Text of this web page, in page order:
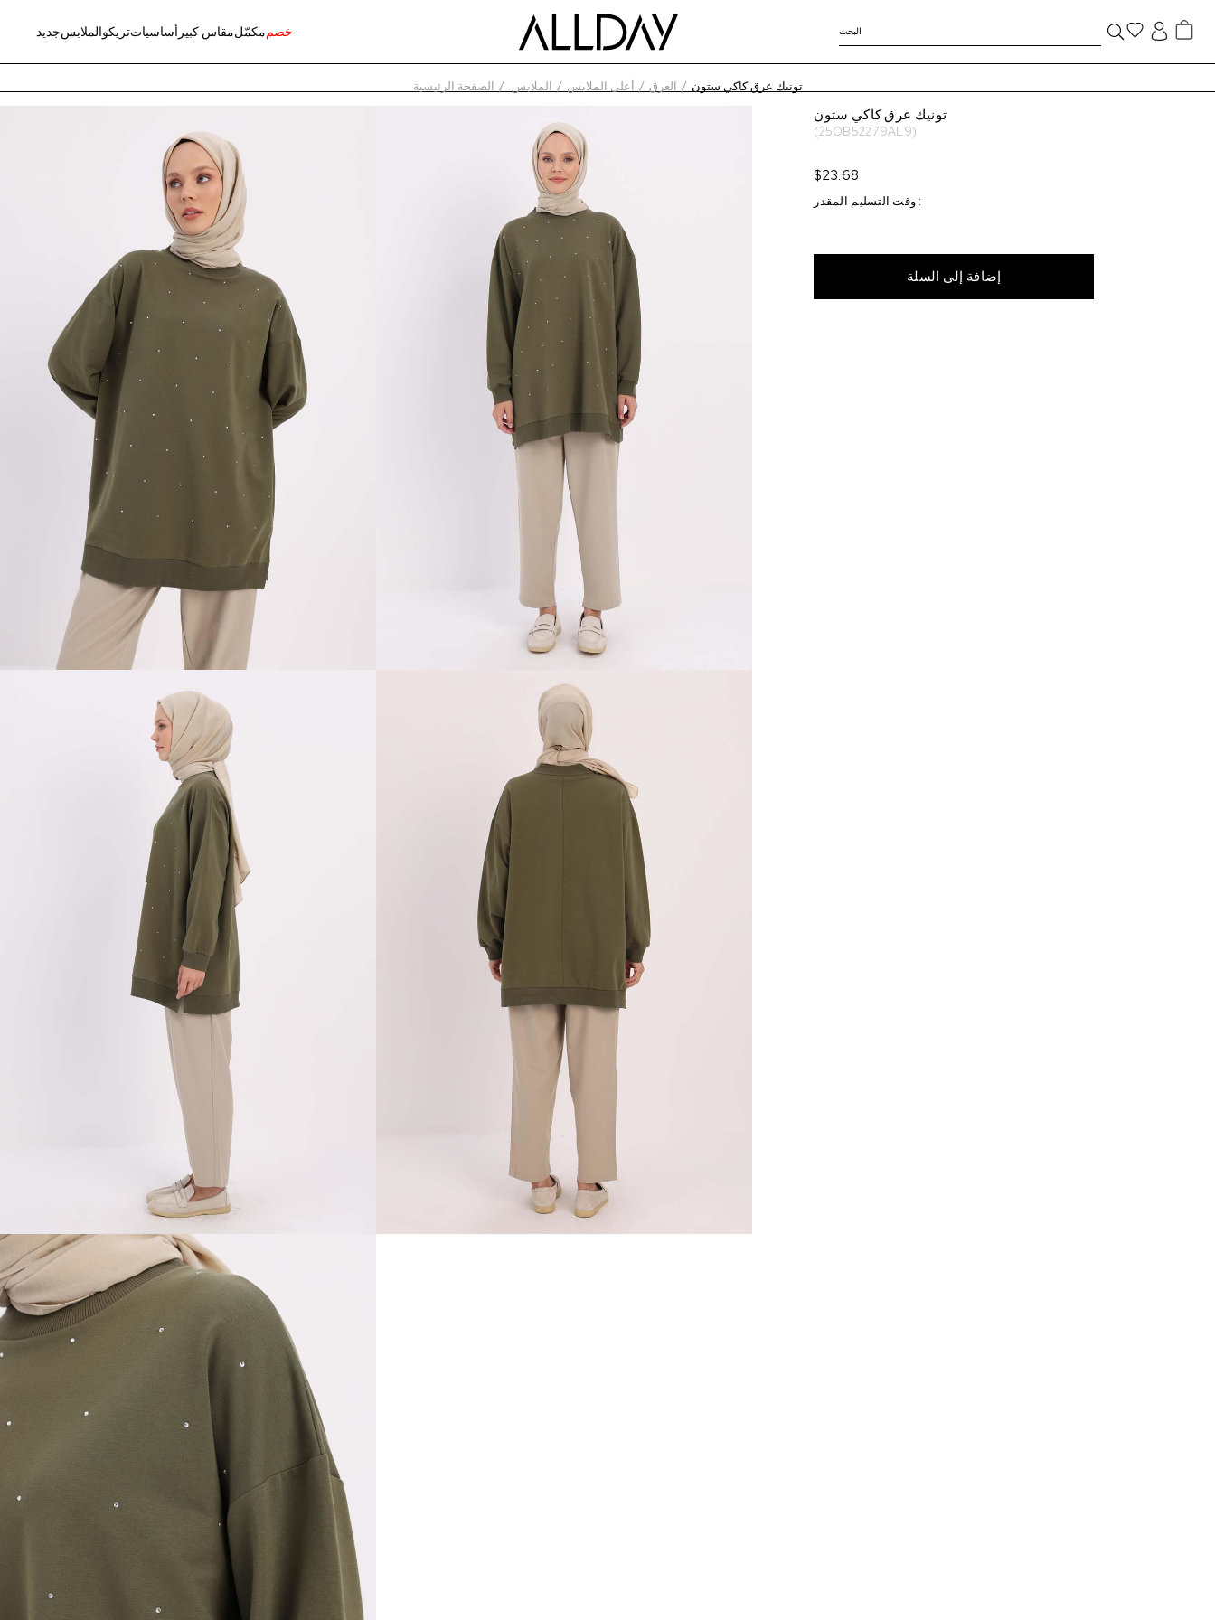
جديدالملابستريكوأساسيات مقاس كبيرمكمّلخصم
الصفحة الرئيسية الملابس أعلى الملابس العرق تونيك عرق كاكي ستون
تونيك عرق كاكي ستون
(25OB52279AL9)
$23.68
وقت التسليم المقدر :